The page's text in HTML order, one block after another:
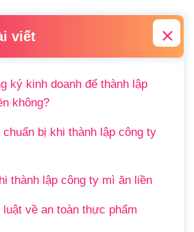
viết
ký kinh doanh để thành lập
không?
bị khi thành lập công ty
thành lập công ty mì ăn liền
luật về an toàn thực phẩm